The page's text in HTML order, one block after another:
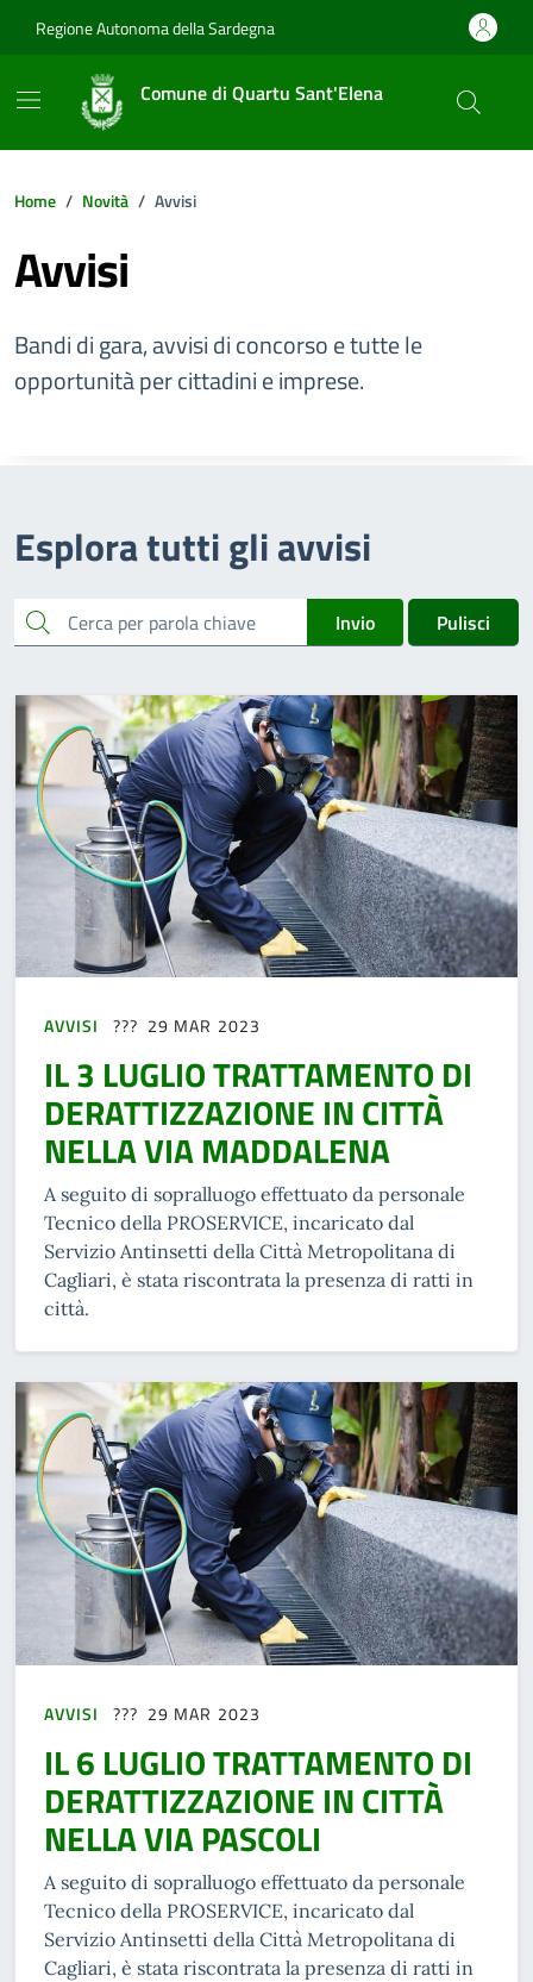
Regione Autonoma della Sardegna
Comune di Quartu Sant'Elena
Home Novità Avvisi
Avvisi
Bandi di gara, avvisi di concorso e tutte le
opportunità per cittadini e imprese.
Esplora tutti gli avvisi
cerca Invio Pulisci
AVVISI 29 MAR 2023
IL 3 LUGLIO TRATTAMENTO DI
DERATTIZZAZIONE IN CITTÀ
NELLA VIA MADDALENA
A seguito di sopralluogo effettuato da personale
Tecnico della PROSERVICE, incaricato dal
Servizio Antinsetti della Città Metropolitana di
Cagliari, è stata riscontrata la presenza di ratti in
città.
AVVISI 29 MAR 2023
IL 6 LUGLIO TRATTAMENTO DI
DERATTIZZAZIONE IN CITTÀ
NELLA VIA PASCOLI
A seguito di sopralluogo effettuato da personale
Tecnico della PROSERVICE, incaricato dal
Servizio Antinsetti della Città Metropolitana di
Cagliari, è stata riscontrata la presenza di ratti in